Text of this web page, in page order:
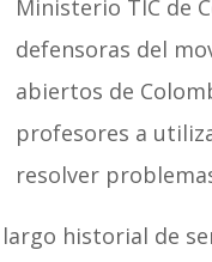
Ministerio TIC de
defensoras del
abiertos de
profesores a
resolver
historial de